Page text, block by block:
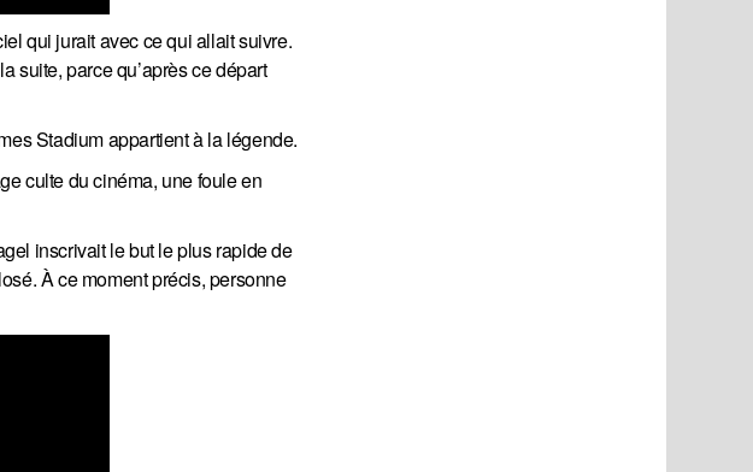
qui jurait avec ce qui allait suivre.
suite, parce qu’après ce départ
Stadium appartient à la légende.
culte du cinéma, une foule en
inscrivait le but le plus rapide de
À ce moment précis, personne